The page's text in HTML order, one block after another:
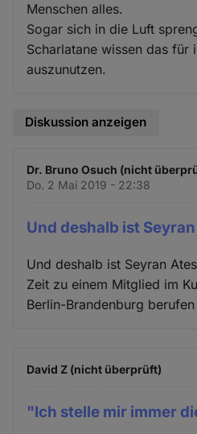
Menschen alles.
Sogar sich in die Luft
Scharlatane wissen das für
auszunutzen.
Diskussion anzeigen
Dr. Bruno Osuch (nicht
Do. 2 Mai 2019 - 22:38
Und deshalb ist
Und deshalb ist Seyran
Zeit zu einem Mitglied im
Berlin-Brandenburg
David Z (nicht überprüft)
"Ich stelle mir immer